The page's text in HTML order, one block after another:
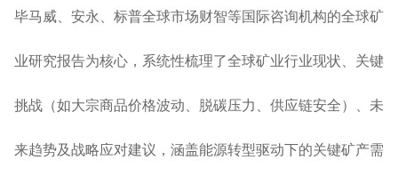
毕马威、安永、标普全球市场财智等国际咨询机构的全球矿
业研究报告为核心，系统性梳理了全球矿业行业现状、关键
挑战 （如大宗商品价格波动、脱碳压力、供应链安全） 、未
来趋势及战略应对建议，涵盖能源转型驱动下的关键矿产需